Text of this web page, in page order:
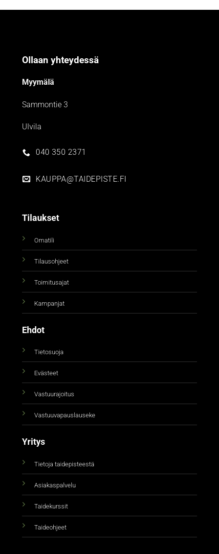
Ollaan yhteydessä
Myymälä
Sammontie 3
Ulvila
040 350 2371
KAUPPA@TAIDEPISTE.FI
Tilaukset
Omatili
Tilausohjeet
Toimitusajat
Kampanjat
Ehdot
Tietosuoja
Evästeet
Vastuurajoitus
Vastuuvapauslauseke
Yritys
Tietoja taidepisteestä
Asiakaspalvelu
Taidekurssit
Taideohjeet